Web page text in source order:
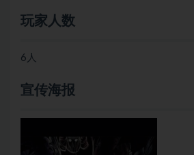
玩家人数
6人
宣传海报